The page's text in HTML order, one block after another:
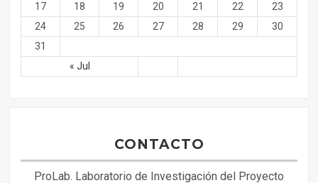
« Jul
17
18 19 20 21 22
23
24
25 26 27 28 29
30
31
CONTACTO
ProLab. Laboratorio de Investigación del Proyecto